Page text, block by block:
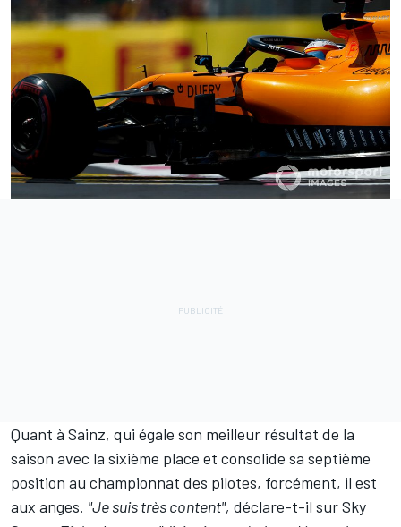
Quant à Sainz, qui égale son meilleur résultat de la
saison avec la sixième place et consolide sa septième
position au championnat des pilotes, forcément, il est
aux anges. "Je suis très content", déclare-t-il sur Sky